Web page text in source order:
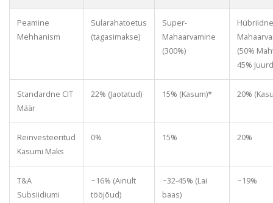
Peamine
Mehhanism
Sularahatoetus
(tagasimakse)
Super-
Mahaarvamine
(300%)
Hübriidne
(50%
45%
Standardne CIT
Määr
22% (Jaotatud) 15% (Kasum)* 20%
Reinvesteeritud
Kasumi Maks
0% 15% 20%
T&A
Subsiidiumi
~16% (Ainult
tööjõud)
~32-45% (Lai
baas)
~19%